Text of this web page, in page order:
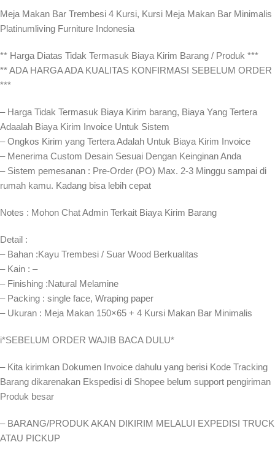
Meja Makan Bar Trembesi 4 Kursi, Kursi Meja Makan Bar Minimalis
Platinumliving Furniture Indonesia
** Harga Diatas Tidak Termasuk Biaya Kirim Barang / Produk ***
** ADA HARGA ADA KUALITAS KONFIRMASI SEBELUM ORDER
***
– Harga Tidak Termasuk Biaya Kirim barang, Biaya Yang Tertera
Adaalah Biaya Kirim Invoice Untuk Sistem
– Ongkos Kirim yang Tertera Adalah Untuk Biaya Kirim Invoice
– Menerima Custom Desain Sesuai Dengan Keinginan Anda
– Sistem pemesanan : Pre-Order (PO) Max. 2-3 Minggu sampai di
rumah kamu. Kadang bisa lebih cepat⁣⁣
Notes : Mohon Chat Admin Terkait Biaya Kirim Barang
Detail :
– Bahan :Kayu Trembesi / Suar Wood Berkualitas
– Kain : –
– Finishing :Natural Melamine
– Packing : single face, Wraping paper
– Ukuran : Meja Makan 150×65 + 4 Kursi Makan Bar Minimalis
i*SEBELUM ORDER WAJIB BACA DULU*
– Kita kirimkan Dokumen Invoice dahulu yang berisi Kode Tracking
Barang dikarenakan Ekspedisi di Shopee belum support pengiriman
Produk besar
– BARANG/PRODUK AKAN DIKIRIM MELALUI EXPEDISI TRUCK
ATAU PICKUP